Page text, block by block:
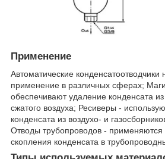
Применение
Автоматические конденсатоотводчики
применение в различных сферах;
обеспечивают удаление конденсата
сжатого воздуха; Ресиверы -
конденсата из воздухо- и
Отводы трубопроводов -
скопления конденсата в